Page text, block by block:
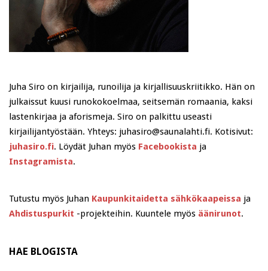
Juha Siro on kirjailija, runoilija ja kirjallisuuskriitikko. Hän on
julkaissut kuusi runokokoelmaa, seitsemän romaania, kaksi
lastenkirjaa ja aforismeja. Siro on palkittu useasti
kirjailijantyöstään. Yhteys: juhasiro@saunalahti.fi. Kotisivut:
juhasiro.fi. Löydät Juhan myös Facebookista ja
Instagramista.
Tutustu myös Juhan Kaupunkitaidetta sähkökaapeissa ja
Ahdistuspurkit -projekteihin. Kuuntele myös äänirunot.
HAE BLOGISTA